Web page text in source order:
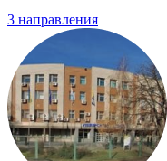
3 направления